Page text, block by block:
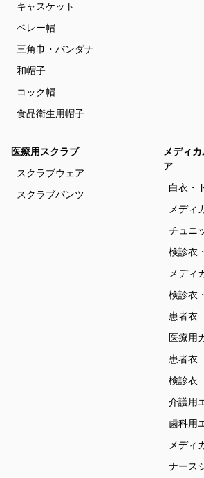
キャスケット
ベレー帽
三角巾・バンダナ
和帽子
コック帽
食品衛生用帽子
医療用スクラブ
スクラブウェア
スクラブパンツ
メディ
ア
白衣・
メディ
チュニ
検診衣
メディ
検診衣
患者衣
医療用
患者衣
検診衣
介護用
歯科用
メディ
ナース